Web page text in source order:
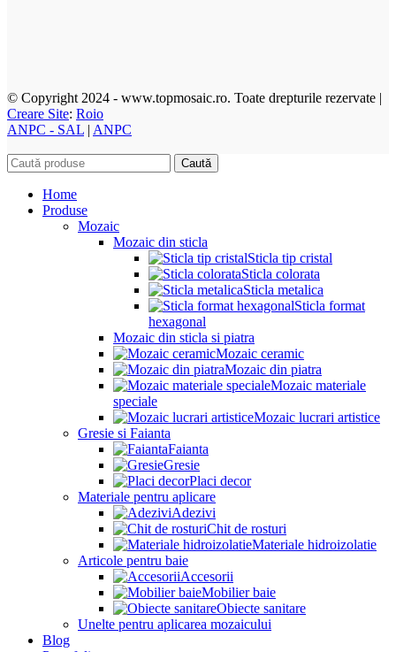
© Copyright 2024 - www.topmosaic.ro. Toate drepturile rezervate |
Creare Site: Roio
ANPC - SAL | ANPC
Caută
Home
Produse
Mozaic
Mozaic din sticla
Sticla tip cristal
Sticla colorata
Sticla metalica
Sticla format
hexagonal
Mozaic din sticla si piatra
Mozaic ceramic
Mozaic din piatra
Mozaic materiale
speciale
Mozaic lucrari artistice
Gresie si Faianta
Faianta
Gresie
Placi decor
Materiale pentru aplicare
Adezivi
Chit de rosturi
Materiale hidroizolatie
Articole pentru baie
Accesorii
Mobilier baie
Obiecte sanitare
Unelte pentru aplicarea mozaicului
Blog